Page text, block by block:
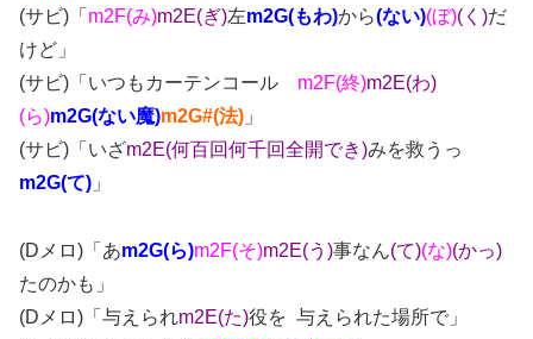
(サビ)「 m2F(み)m2E(ぎ)左m2G(もわ)から(ない)(ぼ)(く)だ
けど」
(サビ)「いつもカーテンコール m2F(終)m2E(わ)
(ら)m2G(ない魔)m2G#(法) 」
(サビ)「いざm2E(何百回何千回全開でき)みを救うっ
m2G(て) 」
(Dメロ)「あm2G(ら)m2F(そ)m2E(う)事なん(て)(な)(かっ)
たのかも」
(Dメロ)「与えられm2E(た)役を 与えられた場所で」